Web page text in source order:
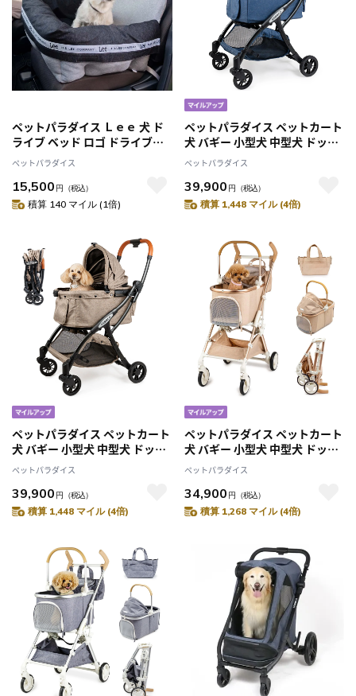
ペットパラダイス Ｌｅｅ 犬 ド
ライブ ベッド ロゴ ドライブボ
ックス 小型犬 多頭用 ドライブ
ベッド 車用ベッド 車用 ドライ
ブシート 飛び出し防止 助手席
キャンプ ふわふわ カバー付き
ペットパラダイス
15,500 円 （税込）
積算 140 マイル (1倍)
ペットパラダイス ペットカート
犬 バギー 小型犬 中型犬 ドッグ
カート ワンタッチ 開閉 スムー
カ ネオ ワンロック デニム調
15kgまで対応
ペットパラダイス
39,900 円 （税込）
積算 1,448 マイル (4倍)
ペットパラダイス ペットカート
犬 バギー 小型犬 中型犬 ドッグ
カート ワンタッチ 開閉 スムー
カ ネオ ワンロック モカ 15kgま
で対応
ペットパラダイス
39,900 円 （税込）
積算 1,448 マイル (4倍)
ペットパラダイス ペットカート
犬 バギー 小型犬 中型犬 ドッグ
カート スムーカ ミニ ベージュ
10kgまで対応
ペットパラダイス
34,900 円 （税込）
積算 1,268 マイル (4倍)